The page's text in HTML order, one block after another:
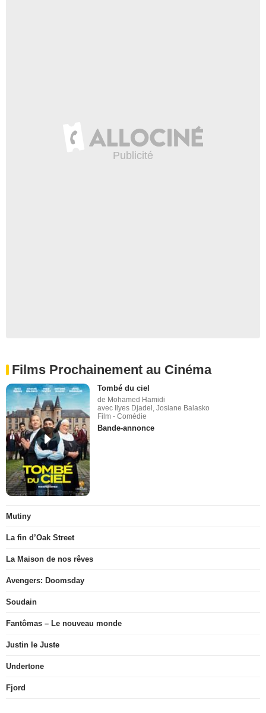
Films Prochainement au Cinéma
Tombé du ciel
de Mohamed Hamidi
avec Ilyes Djadel, Josiane Balasko
Film - Comédie
Bande-annonce
Mutiny
La fin d’Oak Street
La Maison de nos rêves
Avengers: Doomsday
Soudain
Fantômas – Le nouveau monde
Justin le Juste
Undertone
Fjord